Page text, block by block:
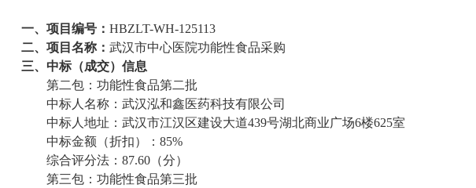
一、项目编号： HBZLT-WH-125113
二、项目名称： 武汉市中心医院功能性食品采购
三、中标（成交）信息
第二包：功能性食品第二批
中标人 名称：武汉泓和鑫医药科技有限公司
中标人地址：武汉市江汉区建设大道439号湖北商业广场6楼625室
中标金额（折扣）： 85%
综合评分法： 87.60（分）
第三包：功能性食品第三批